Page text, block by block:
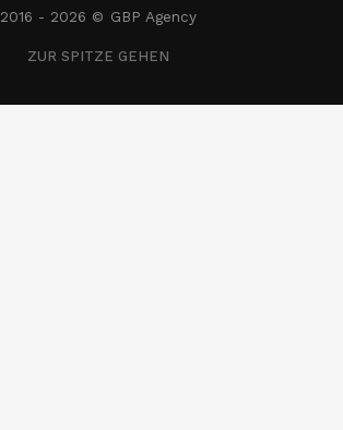
2016 - 2026 © GBP Agency
ZUR SPITZE GEHEN